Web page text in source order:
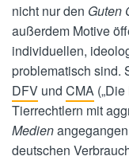
nicht nur den Guten
außerdem Motive
individuellen,
problematisch sind.
DFV und CMA
Tierrechtlern mit
Medien
deutschen